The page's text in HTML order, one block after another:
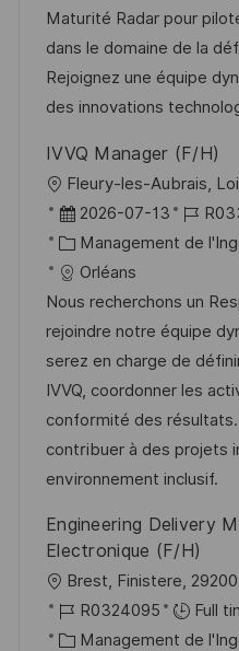
i
s
a
t
o
n
r
e
n
c
d
u
p
o
s
t
e
é
g
o
r
e
Maturité Radar pour
dans le domaine de la
Rejoignez une équipe
des innovations
IVVQ Manager (F/H)
o
c
a
l
i
s
a
t
i
o
Fleury-les-Aubrais,
D
a
t
e
d
’
a
f
f
i
h
e
2026-07-13
R
é
é
r
e
n
c
e
d
p
s
t
C
a
t
é
g
o
r
i
e
Management de
Orléans
Nous recherchons un
rejoindre notre équipe
serez en charge de
IVVQ, coordonner les
conformité des
contribuer à des projets
environnement inclusif.
Engineering Delivery
Electronique (F/H)
o
c
Brest, Finistere, 29200
R
é
R0324095
Full
C Management de